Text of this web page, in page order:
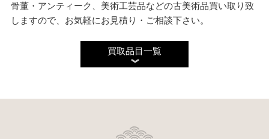
骨董・アンティーク、美術工芸品などの古美術品買い取り致
しますので、お気軽にお見積り・ご相談下さい。
買取品目一覧